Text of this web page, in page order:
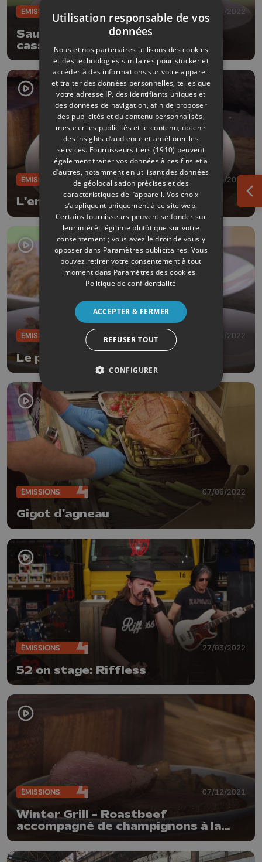
ÉMISSIONS 28/06/2022
Saumon à la moutarde et à la
cassonade
ÉMISSIONS 21/06/2022
L'entrecôte Blanc Bleu Belge
ÉMISSIONS 14/06/2022
Le pulled pork
ÉMISSIONS 07/06/2022
Gigot d'agneau
ÉMISSIONS 27/03/2022
52 on stage: Riffless
ÉMISSIONS 07/12/2021
Winter Grill - Roastbeef
accompagné de champignons à la
Utilisation responsable de vos
données
Nous et nos partenaires utilisons des cookies
et des technologies similaires pour stocker et
accéder à des informations sur votre appareil
et traiter des données personnelles, telles que
votre adresse IP, des identifiants uniques et
des données de navigation, afin de proposer
des publicités et du contenu personnalisés,
mesurer les publicités et le contenu, obtenir
des insights d’audience et améliorer les
services. Fournisseurs tiers (1910) peuvent
également traiter vos données à ces fins et à
d’autres, notamment en utilisant des données
de géolocalisation précises et des
caractéristiques de l’appareil. Vos choix
s’appliquent uniquement à ce site web.
Certains fournisseurs peuvent se fonder sur
leur intérêt légitime plutôt que sur votre
consentement ; vous avez le droit de vous y
opposer dans Paramètres publicitaires. Vous
pouvez retirer votre consentement à tout
moment dans Paramètres des cookies.
Politique de confidentialité
ACCEPTER & FERMER
REFUSER TOUT
CONFIGURER